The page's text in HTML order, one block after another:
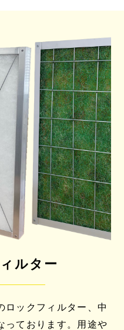
ルター
ロックフィルター、中
っております。用途や